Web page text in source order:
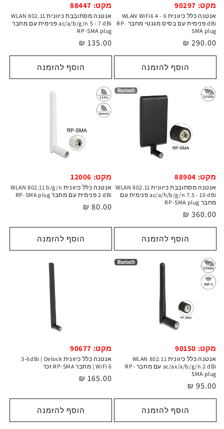
מקט: 90297
אנטנה כלל כיוונית WLAN WiFi6 4 - 6
dBi פנימית עם בסיס מגנטי מחבר RP-
SMA plug
מחיר
רגיל
290.00 ₪
הוסף להזמנה
מקט: 88447
אנטנה מסתובבת כיוונית WLAN 802.11
ac/a/b/g/n 5 - 7 dBi פנימית עם מחבר
RP-SMA plug
מחיר
רגיל
135.00 ₪
הוסף להזמנה
מקט: 88904
אנטנה מסתובבת כיוונית WLAN 802.11
ac/a/h/b/g/n 7.5 - 10 dBi פנימית עם
מחבר RP-SMA plug
מחיר
רגיל
360.00 ₪
הוסף להזמנה
מקט: 12006
אנטנה כלל כיוונית WLAN 802.11 b/g/n
2 dBi פנימית עם מחבר RP-SMA plug
מחיר
80.00 ₪
הוסף להזמנה
מקט: 90150
אנטנה כלל כיוונית WLAN 802.11
ac/ax/a/b/g/n 2 dBi עם מחבר RP-
SMA plug
מחיר
רגיל
95.00 ₪
הוסף להזמנה
מקט: 90677
אנטנה כלל כיוונית 3-6dBi | Delock
WiFi 6 | מחבר RP-SMA זכר
מחיר
165.00 ₪
הוסף להזמנה